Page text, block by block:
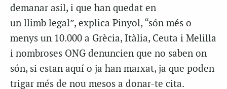
demanar asil, i que han quedat en
un llimb legal”, explica Pinyol, “són més o
menys un 10.000 a Grècia, Itàlia, Ceuta i Melilla
i nombroses ONG denuncien que no saben on
són, si estan aquí o ja han marxat, ja que poden
trigar més de nou mesos a donar-te cita.